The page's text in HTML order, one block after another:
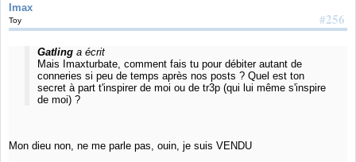
Imax
#256
Toy
Gatlinga écrit
Mais Imaxturbate, comment fais tu pour débiter autant de
conneries si peu de temps après nos posts ? Quel est ton
secret à part t'inspirer de moi ou de tr3p (qui lui même s'inspire
de moi) ?
Mon dieu non, ne me parle pas, ouin, je suis VENDU